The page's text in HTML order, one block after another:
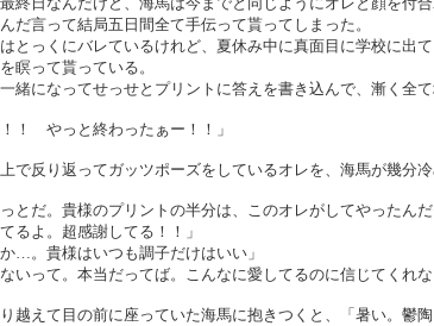
だ言って結局五日間全て手伝って貰ってしまった。
とっくにバレているけれど、夏休み中に真面目に学校に出
瞑って貰っている。
緒になってせっせとプリントに答えを書き込んで、漸く全
！！ やっと終わったぁー！！」
で反り返ってガッツポーズをしているオレを、海馬が幾分冷
っとだ。貴様のプリントの半分は、このオレがしてやったんだ
てるよ。超感謝してる！！」
か…。貴様はいつも調子だけはいい」
ないって。本当だってば。こんなに愛してるのに信じてくれな
越えて目の前に座っていた海馬に抱きつくと、「暑い。鬱陶